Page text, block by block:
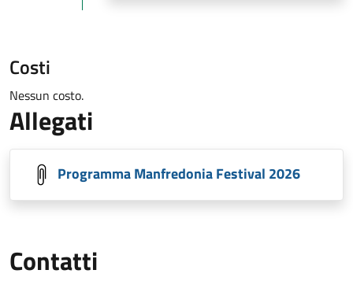
Costi
Nessun costo.
Allegati
Programma Manfredonia Festival 2026
Contatti